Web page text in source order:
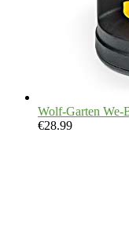
Wolf-Garten We-
€28.99